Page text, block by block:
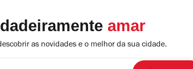
amar
as novidades e o melhor da sua cidade.